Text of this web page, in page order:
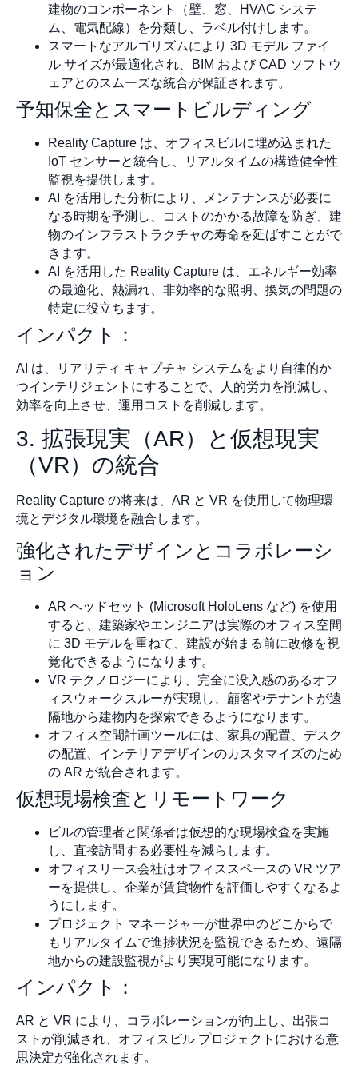
建物のコンポーネント（壁、窓、HVAC システ
ム、電気配線）を分類し、ラベル付けします。
スマートなアルゴリズムにより 3D モデル ファイ
ル サイズが最適化され、BIM および CAD ソフトウ
ェアとのスムーズな統合が保証されます。
予知保全とスマートビルディング
Reality Capture は、オフィスビルに埋め込まれた
IoT センサーと統合し、リアルタイムの構造健全性
監視を提供します。
AI を活用した分析により、メンテナンスが必要に
なる時期を予測し、コストのかかる故障を防ぎ、建
物のインフラストラクチャの寿命を延ばすことがで
きます。
AI を活用した Reality Capture は、エネルギー効率
の最適化、熱漏れ、非効率的な照明、換気の問題の
特定に役立ちます。
インパクト：
AI は、リアリティ キャプチャ システムをより自律的か
つインテリジェントにすることで、人的労力を削減し、
効率を向上させ、運用コストを削減します。
3. 拡張現実（AR）と仮想現実
（VR）の統合
Reality Capture の将来は、AR と VR を使用して物理環
境とデジタル環境を融合します。
強化されたデザインとコラボレーシ
ョン
AR ヘッドセット (Microsoft HoloLens など) を使用
すると、建築家やエンジニアは実際のオフィス空間
に 3D モデルを重ねて、建設が始まる前に改修を視
覚化できるようになります。
VR テクノロジーにより、完全に没入感のあるオフ
ィスウォークスルーが実現し、顧客やテナントが遠
隔地から建物内を探索できるようになります。
オフィス空間計画ツールには、家具の配置、デスク
の配置、インテリアデザインのカスタマイズのため
の AR が統合されます。
仮想現場検査とリモートワーク
ビルの管理者と関係者は仮想的な現場検査を実施
し、直接訪問する必要性を減らします。
オフィスリース会社はオフィススペースの VR ツア
ーを提供し、企業が賃貸物件を評価しやすくなるよ
うにします。
プロジェクト マネージャーが世界中のどこからで
もリアルタイムで進捗状況を監視できるため、遠隔
地からの建設監視がより実現可能になります。
インパクト：
AR と VR により、コラボレーションが向上し、出張コ
ストが削減され、オフィスビル プロジェクトにおける意
思決定が強化されます。